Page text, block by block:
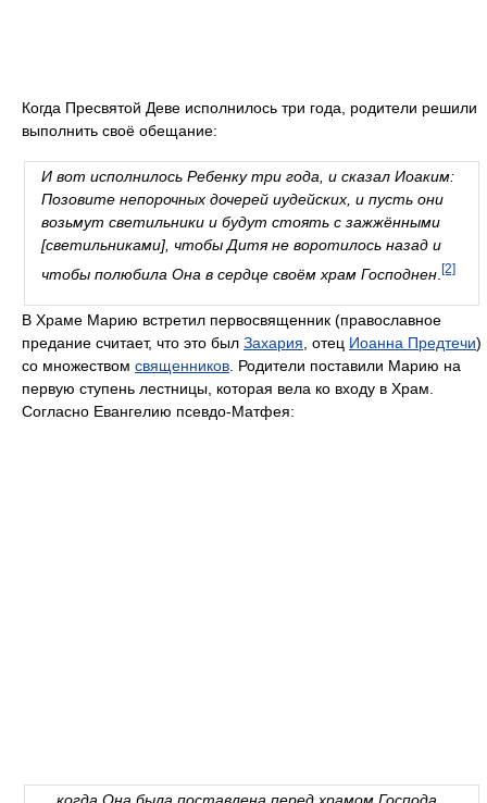
Когда Пресвятой Деве исполнилось три года, родители решили
выполнить своё обещание:
И вот исполнилось Ребенку три года, и сказал Иоаким:
Позовите непорочных дочерей иудейских, и пусть они
возьмут светильники и будут стоять с зажжёнными
[светильниками], чтобы Дитя не воротилось назад и
чтобы полюбила Она в сердце своём храм Господнен [2]
В Храме Марию встретил первосвященник (православное
предание считает, что это был Захария , отец Иоанна Предтечи)
со множеством священников . Родители поставили Марию на
первую ступень лестницы, которая вела ко входу в Храм.
Согласно Евангелию псевдо-Матфея:
…когда Она была поставлена перед храмом Господа,